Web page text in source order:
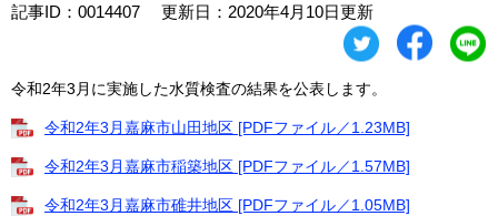
記事ID：0014407 更新日：2020年4月10日更新
令和2年3月に実施した水質検査の結果を公表します。
令和2年3月嘉麻市山田地区 [PDFファイル／1.23MB]
令和2年3月嘉麻市稲築地区 [PDFファイル／1.57MB]
令和2年3月嘉麻市碓井地区 [PDFファイル／1.05MB]